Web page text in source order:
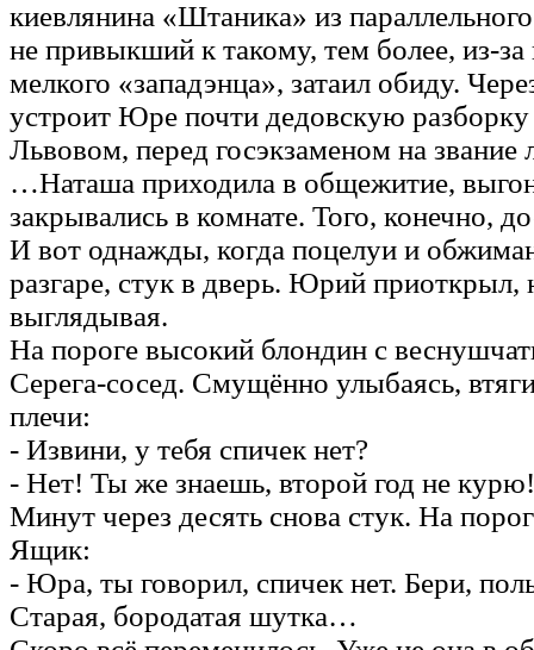
киевлянина «Штаника» из
не привыкший к такому, тем более, из-за
мелкого «западэнца», затаил обиду.
устроит Юре почти дедовскую разборку
Львовом, перед госэкзаменом на звание
…Наташа приходила в общежитие,
закрывались в комнате. Того, конечно,
И вот однажды, когда поцелуи и
разгаре, стук в дверь. Юрий приоткрыл,
выглядывая.
На пороге высокий блондин с
Серега-сосед. Смущённо улыбаясь,
плечи:
- Извини, у тебя спичек нет?
- Нет! Ты же знаешь, второй год не курю!
Минут через десять снова стук. На
Ящик:
- Юра, ты говорил, спичек нет. Бери,
Старая, бородатая шутка…